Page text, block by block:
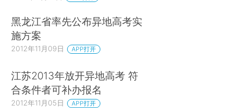
黑龙江省率先公布异地高考实
施方案
2012年11月09日 APP打开
江苏2013年放开异地高考 符
合条件者可补办报名
2012年11月05日 APP打开